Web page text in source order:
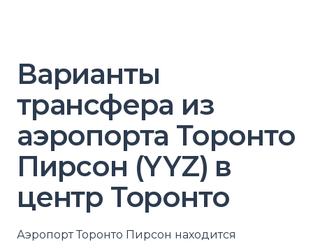
Варианты
трансфера из
аэропорта Торонто
Пирсон (YYZ) в
центр Торонто
Аэропорт Торонто Пирсон находится